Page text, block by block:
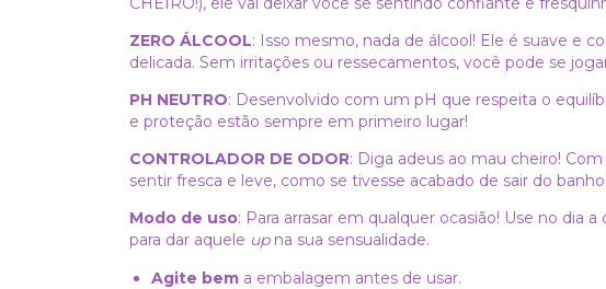
ZERO ÁLCOOL: Isso mesmo, nada de álcool! Ele é suave e
delicada. Sem irritações ou ressecamentos, você pode se
PH NEUTRO: Desenvolvido com um pH que respeita o
e proteção estão sempre em primeiro lugar!
CONTROLADOR DE ODOR: Diga adeus ao mau cheiro!
sentir fresca e leve, como se tivesse acabado de sair do
Modo de uso: Para arrasar em qualquer ocasião! Use no dia
para dar aquele upna sua sensualidade.
Agite bem a embalagem antes de usar.